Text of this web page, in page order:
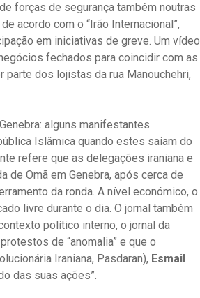
forças de segurança também noutras
acordo com o “Irão Internacional”,
em iniciativas de greve. Um vídeo
fechados para coincidir com as
parte dos lojistas da rua Manouchehri,
alguns manifestantes
Islâmica quando estes saíam do
refere que as delegações iraniana e
de Omã em Genebra, após cerca de
da ronda. A nível económico, o
livre durante o dia. O jornal também
político interno, o jornal da
de “anomalia” e que o
Iraniana, Pasdaran), Esmail
das suas ações”.